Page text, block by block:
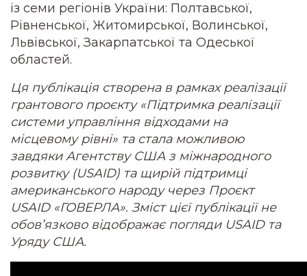
із семи регіонів України: Полтавської,
Рівненської, Житомирської, Волинської,
Львівської, Закарпатської та Одеської
областей.
Ця публікація створена в рамках реалізації
грантового проєкту «Підтримка реалізації
системи управління відходами на
місцевому рівні» та стала можливою
завдяки Агентству США з міжнародного
розвитку (USAID) та щирій підтримці
американського народу через Проєкт
USAID «ГОВЕРЛА». Зміст цієї публікації не
обов’язково відображає погляди USAID та
Уряду США.